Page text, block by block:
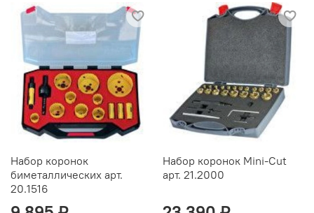
Набор коронок
биметаллических арт.
20.1516
Набор коронок Mini-Cut
арт. 21.2000